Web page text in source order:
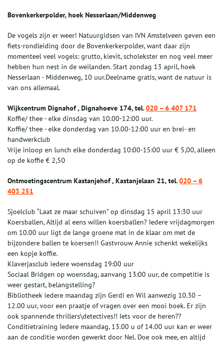
Bovenkerkerpolder, hoek Nesserlaan/Middenweg
De vogels zijn er weer! Natuurgidsen van IVN Amstelveen geven een
fiets-rondleiding door de Bovenkerkerpolder, want daar zijn
momenteel veel vogels: grutto, kievit, scholekster en nog veel meer
hebben hun nest in de weilanden. Start zondag 13 april, hoek
Nesserlaan - Middenweg, 10 uur.Deelname gratis, want de natuur is
van ons allemaal.
Wijkcentrum Dignahof , Dignahoeve 174, tel.020 – 6 407 171
Koffie/ thee - elke dinsdag van 10.00-12:00 uur.
Koffie/ thee - elke donderdag van 10.00-12:00 uur en brei- en
handwerkclub
Vrije inloop en lunch elke donderdag 10:00-15:00 uur € 5,00, alleen
op de koffie € 2,50
Ontmoetingscentrum Kastanjehof , Kastanjelaan 21, tel.020 – 6
403 251
Sjoelclub “Laat ze maar schuiven” op dinsdag 15 april 13:30 uur
Koersballen, Altijd al eens willen koersballen? Iedere vrijdagmorgen
om 10.00 uur ligt de lange groene mat in de klaar om met de
bijzondere ballen te koersen!! Gastvrouw Annie schenkt wekelijks
een kopje koffie.
Klaverjasclub iedere woensdag 19:00 uur
Sociaal Bridgen op woensdag, aanvang 13:00 uur, de competitie is
weer gestart, belangstelling?
Bibliotheek iedere maandag zijn Gerdi en Wil aanwezig 10.30 –
12.00 uur, voor een praatje of vragen over een mooi boek. Er zijn
ook spannende thrillers\detectives!! Iets voor de heren??
Conditietraining Iedere maandag, 13.00 u of 14.00 uur kan er weer
aan de conditie worden gewerkt door Nel. Doe ook mee, en altijd